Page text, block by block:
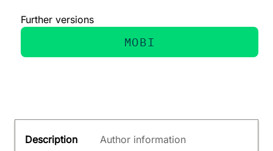
Further versions
MOBI
Description Author information